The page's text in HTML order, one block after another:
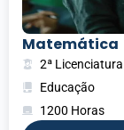
Matemática
2ª Licenciatura
Educação
1200 Horas